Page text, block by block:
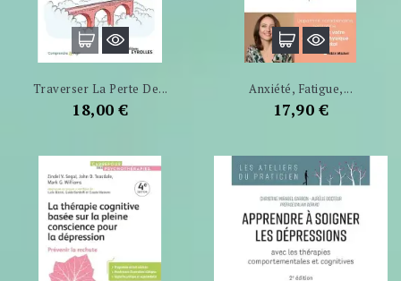
Traverser La Perte De...
Prix
18,00 €
Anxiété, Fatigue,...
Prix
17,90 €